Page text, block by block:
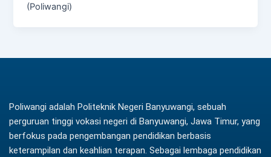
(Poliwangi)
Poliwangi adalah Politeknik Negeri Banyuwangi, sebuah
perguruan tinggi vokasi negeri di Banyuwangi, Jawa Timur, yang
berfokus pada pengembangan pendidikan berbasis
keterampilan dan keahlian terapan. Sebagai lembaga pendidikan